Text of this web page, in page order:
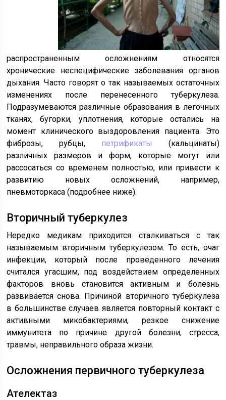
распространенным осложнениям относятся
хронические неспецифические заболевания органов
дыхания. Часто говорят о так называемых остаточных
изменениях после перенесенного туберкулеза.
Подразумеваются различные образования в легочных
тканях, бугорки, уплотнения, которые остались на
момент клинического выздоровления пациента. Это
фиброзы, рубцы, петрификаты (кальцинаты)
различных размеров и форм, которые могут или
рассосаться со временем полностью, или привести к
развитию новых осложнений, например,
пневмоторкаса (подробнее ниже).
Вторичный туберкулез
Нередко медикам приходится сталкиваться с так
называемым вторичным туберкулезом. То есть, очаг
инфекции, который после проведенного лечения
считался угасшим, под воздействием определенных
факторов вновь становится активным и болезнь
развивается снова. Причиной вторичного туберкулеза
в большинстве случаев является повторный контакт с
активными микобактериями, резкое снижение
иммунитета по причине другой болезни, стресса,
травмы, неправильного образа жизни.
Осложнения первичного туберкулеза
Ателектаз